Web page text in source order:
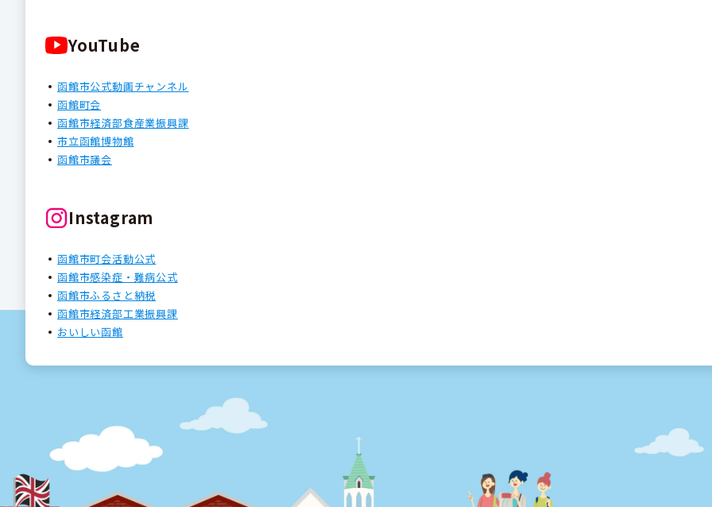
YouTube
函館市公式動画チャンネル
函館町会
函館市経済部食産業振興課
市立函館博物館
函館市議会
Instagram
函館市町会活動公式
函館市感染症・難病公式
函館市ふるさと納税
函館市経済部工業振興課
おいしい函館